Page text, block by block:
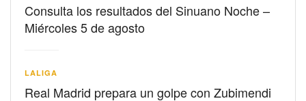
Consulta los resultados del Sinuano Noche –
Miércoles 5 de agosto
LALIGA
Real Madrid prepara un golpe con Zubimendi